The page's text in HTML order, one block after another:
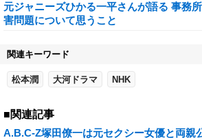
元ジャニーズひかる一平さんが語る 事務
害問題について思うこと
関連キーワード
松本潤 大河ドラマ NHK
■関連記事
A.B.C-Z塚田僚一は元セクシー女優と両